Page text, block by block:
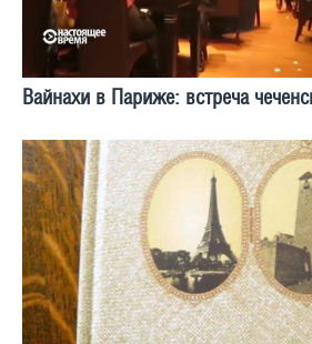
Вайнахи в Париже: встреча